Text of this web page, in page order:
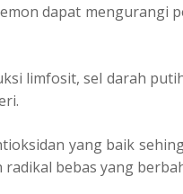
dapat mengurangi
limfosit, sel darah
yang baik
bebas yang